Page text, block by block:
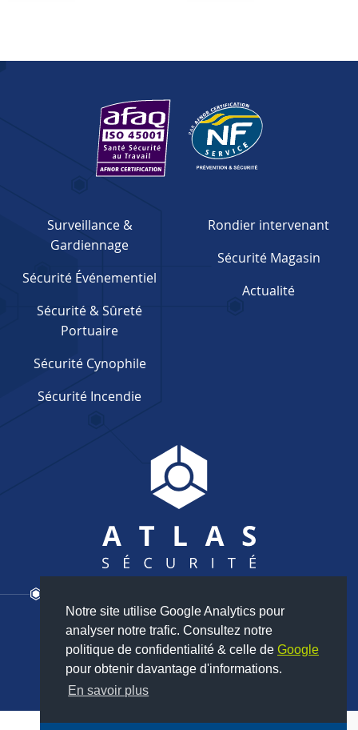
Notre site utilise Google Analytics pour
analyser notre trafic. Consultez notre
politique de confidentialité & celle de Google
pour obtenir davantage d'informations.
En savoir plus
Nous contacter
02 35 80 85 24
Surveillance &
Gardiennage
Sécurité Événementiel
Sécurité & Sûreté
Portuaire
Sécurité Cynophile
Sécurité Incendie
Rondier intervenant
Sécurité Magasin
Actualité